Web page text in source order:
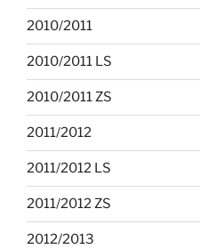
2010/2011
2010/2011 LS
2010/2011 ZS
2011/2012
2011/2012 LS
2011/2012 ZS
2012/2013